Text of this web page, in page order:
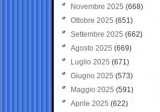
Novembre 2025 (668)
Ottobre 2025 (651)
Settembre 2025 (662)
Agosto 2025 (669)
Luglio 2025 (671)
Giugno 2025 (573)
Maggio 2025 (591)
Aprile 2025 (622)